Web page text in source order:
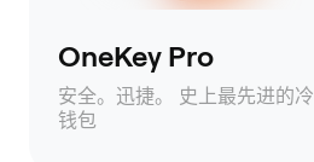
OneKey Pro
安全。迅捷。 史上最先进的冷
钱包